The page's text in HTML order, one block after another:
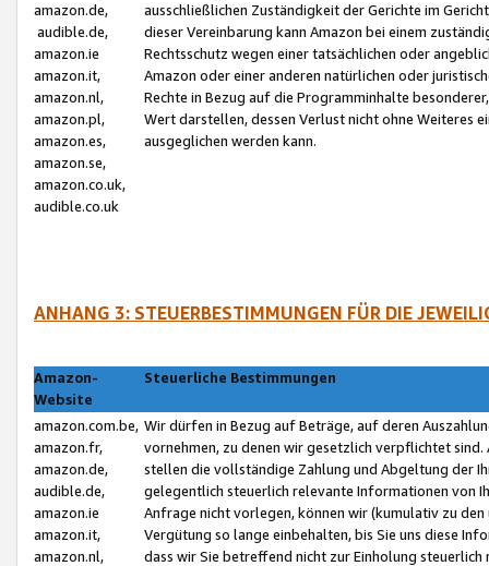
amazon.de,
audible.de,
amazon.ie
amazon.it,
amazon.nl,
amazon.pl,
amazon.es,
amazon.se,
amazon.co.uk,
audible.co.uk
ausschließlichen Zuständigkeit der Gerichte im
dieser Vereinbarung kann Amazon bei einem
Rechtsschutz wegen einer tatsächlichen oder
Amazon oder einer anderen natürlichen oder
Rechte in Bezug auf die Programminhalte
Wert darstellen, dessen Verlust nicht ohne Weiteres
ausgeglichen werden kann.
ANHANG 3: STEUERBESTIMMUNGEN FÜR DIE
Amazon-
Website
Steuerliche Bestimmungen
amazon.com.be,
amazon.fr,
amazon.de,
audible.de,
amazon.ie
amazon.it,
amazon.nl,
Wir dürfen in Bezug auf Beträge, auf deren
vornehmen, zu denen wir gesetzlich verpflichtet
stellen die vollständige Zahlung und Abgeltung der
gelegentlich steuerlich relevante Informationen von
Anfrage nicht vorlegen, können wir (kumulativ zu
Vergütung so lange einbehalten, bis Sie uns diese
dass wir Sie betreffend nicht zur Einholung